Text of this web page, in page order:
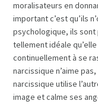
moralisateurs en
important c’est qu’ils
psychologique, ils sont
tellement idéale
continuellement à se
narcissique n’aime
narcissique utilise
image et calme ses